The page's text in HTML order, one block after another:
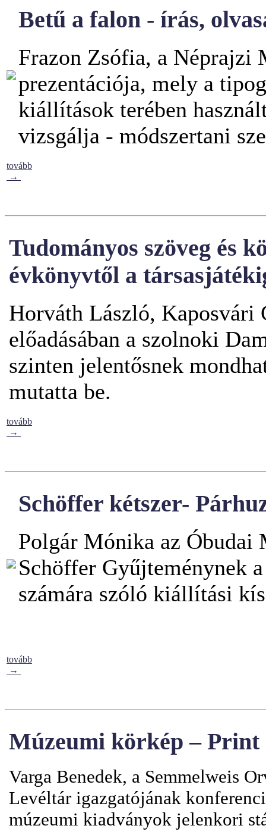
Betű a falon - írás,
Frazon Zsófia, a Néprajzi
prezentációja, mely a
kiállítások terében
vizsgálja - módszertani
tovább
→
Tudományos szöveg és
évkönyvtől a
Horváth László, Kaposvári
előadásában a szolnoki
szinten jelentősnek
mutatta be.
tovább
→
Schöffer kétszer-
Polgár Mónika az Óbudai
Schöffer Gyűjteménynek
számára szóló kiállítási
tovább
→
Múzeumi körkép – Print
Varga Benedek, a Semmelweis
Levéltár igazgatójának
múzeumi kiadványok jelenkori